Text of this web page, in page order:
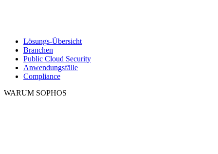
Lösungs-Übersicht
Branchen
Public Cloud Security
Anwendungsfälle
Compliance
WARUM SOPHOS